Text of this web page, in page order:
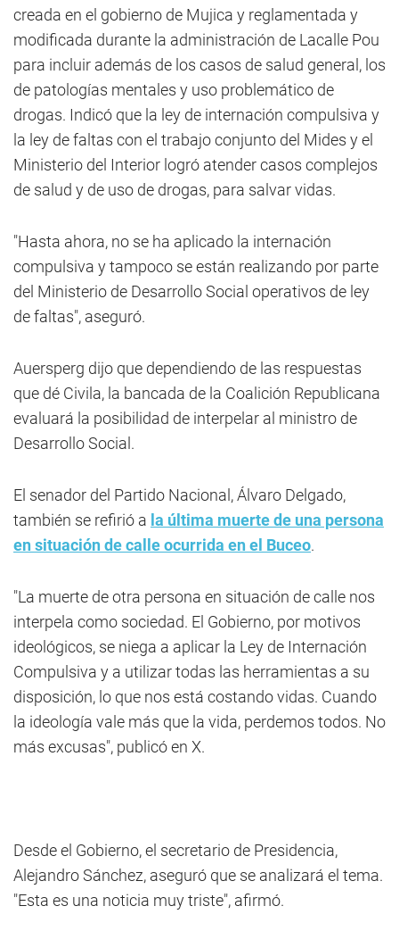
creada en el gobierno de Mujica y reglamentada y
modificada durante la administración de Lacalle Pou
para incluir además de los casos de salud general, los
de patologías mentales y uso problemático de
drogas. Indicó que la ley de internación compulsiva y
la ley de faltas con el trabajo conjunto del Mides y el
Ministerio del Interior logró atender casos complejos
de salud y de uso de drogas, para salvar vidas.
"Hasta ahora, no se ha aplicado la internación
compulsiva y tampoco se están realizando por parte
del Ministerio de Desarrollo Social operativos de ley
de faltas", aseguró.
Auersperg dijo que dependiendo de las respuestas
que dé Civila, la bancada de la Coalición Republicana
evaluará la posibilidad de interpelar al ministro de
Desarrollo Social.
El senador del Partido Nacional, Álvaro Delgado,
también se refirió a la última muerte de una persona
en situación de calle ocurrida en el Buceo.
"La muerte de otra persona en situación de calle nos
interpela como sociedad. El Gobierno, por motivos
ideológicos, se niega a aplicar la Ley de Internación
Compulsiva y a utilizar todas las herramientas a su
disposición, lo que nos está costando vidas. Cuando
la ideología vale más que la vida, perdemos todos. No
más excusas", publicó en X.
Desde el Gobierno, el secretario de Presidencia,
Alejandro Sánchez, aseguró que se analizará el tema.
"Esta es una noticia muy triste", afirmó.